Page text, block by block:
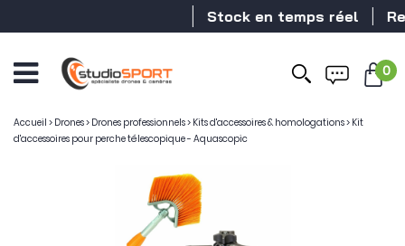
Stock en temps réel
0
Accueil > Drones> Drones professionnels> Kits d'accessoires & homologations> Kit
d'accessoires pour perche télescopique - Aquascopic